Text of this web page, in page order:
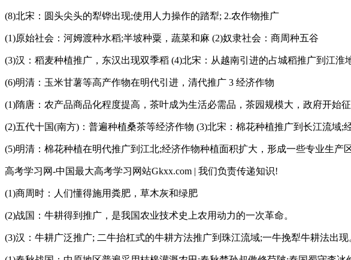
(8)北宋：圆头尖头的犁铧出现;使用人力操作的踏犁; 2.农作物推广
(1)原始社会：河姆渡种水稻;半坡种粟，蔬菜和麻 (2)奴隶社会：商周种五谷
(3)汉：稻麦种植推广，东汉出现双季稻 (4)北宋：从越南引进的占城稻推广到江淮
(6)明清：玉米甘薯等高产作物在明代引进，清代推广 3 经济作物
(1)隋唐：农产品商品化程度提高，茶叶成为生活必需品，茶园规模大，政府开始
(2)五代十国(南方)：普遍种植桑茶等经济作物 (3)北宋：棉花种植推广到长江流域;
(5)明清：棉花种植在明代推广到江北;经济作物种植面积扩大，形成一些专业生产
高考学习网-中国最大高考学习网站Gkxx.com | 我们负责传递知识!
(1)商周时：人们懂得施用粪肥，草木灰和绿肥
(2)战国：牛耕得到推广，是我国农业技术史上农用动力的一次革命。
(3)汉：牛耕广泛推广; 二牛抬杠式的牛耕方法推广到珠江流域;一牛挽犁牛耕法出